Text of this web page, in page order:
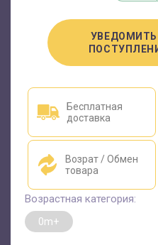
УВЕДОМИТЬ
Бесплатная
доставка
Возрат / Обмен
товара
Возрастная категория:
0m+